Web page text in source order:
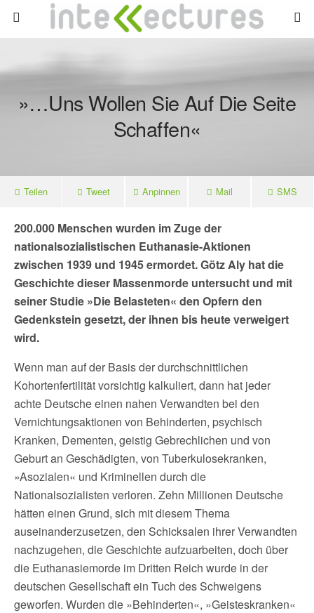
»…uns Wollen Sie Auf Die Seite
Schaffen«
Teilen Tweet Anpinnen Mail SMS
200.000 Menschen wurden im Zuge der
nationalsozialistischen Euthanasie-Aktionen
zwischen 1939 und 1945 ermordet. Götz Aly hat die
Geschichte dieser Massenmorde untersucht und mit
seiner Studie »Die Belasteten« den Opfern den
Gedenkstein gesetzt, der ihnen bis heute verweigert
wird.
Wenn man auf der Basis der durchschnittlichen
Kohortenfertilität vorsichtig kalkuliert, dann hat jeder
achte Deutsche einen nahen Verwandten bei den
Vernichtungsaktionen von Behinderten, psychisch
Kranken, Dementen, geistig Gebrechlichen und von
Geburt an Geschädigten, von Tuberkulosekranken,
»Asozialen« und Kriminellen durch die
Nationalsozialisten verloren. Zehn Millionen Deutsche
hätten einen Grund, sich mit diesem Thema
auseinanderzusetzen, den Schicksalen ihrer Verwandten
nachzugehen, die Geschichte aufzuarbeiten, doch über
die Euthanasiemorde im Dritten Reich wurde in der
deutschen Gesellschaft ein Tuch des Schweigens
geworfen. Wurden die »Behinderten«, »Geisteskranken«